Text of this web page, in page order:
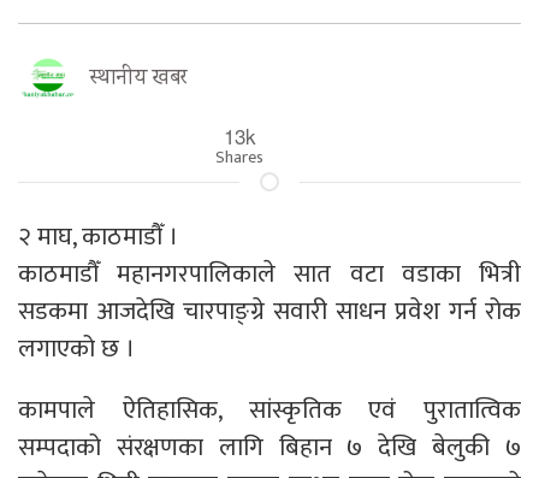
स्थानीय खबर
13k
Shares
२ माघ, काठमाडौँ ।
काठमाडौँ महानगरपालिकाले सात वटा वडाका भित्री
सडकमा आजदेखि चारपाङ्ग्रे सवारी साधन प्रवेश गर्न रोक
लगाएको छ ।
कामपाले ऐतिहासिक, सांस्कृतिक एवं पुरातात्विक
सम्पदाको संरक्षणका लागि बिहान ७ देखि बेलुकी ७